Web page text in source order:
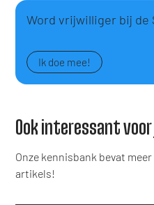
Word vrijwilliger bij de
Ik doe mee!
Ook interessant voor
Onze kennisbank bevat
artikels!